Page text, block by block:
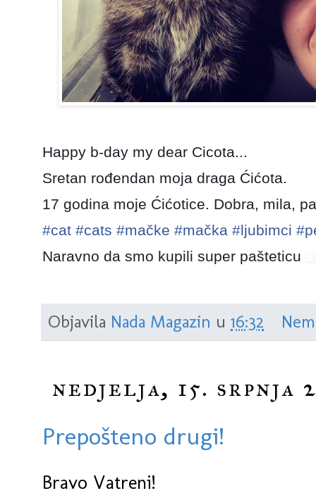
Happy b-day my dear Cicota...
Sretan rođendan moja draga Ćićota.
17 godina moje Ćićotice. Dobra, mila,
#cat #cats #mačke #mačka #ljubimci
Naravno da smo kupili super pašteticu
Objavila Nada Magazin u 16:32
nedjelja, 15. srpnja
Prepošteno drugi!
Bravo Vatreni!